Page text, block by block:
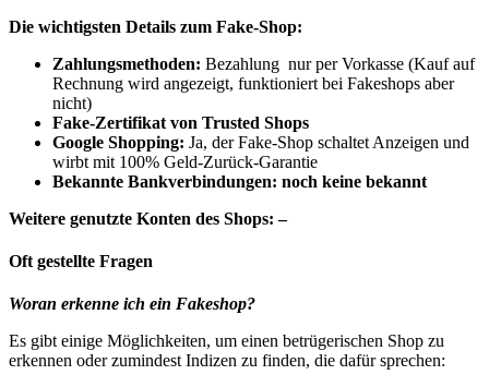
Die wichtigsten Details zum Fake-Shop:
Zahlungsmethoden: Bezahlung nur per Vorkasse (Kauf auf
Rechnung wird angezeigt, funktioniert bei Fakeshops aber
nicht)
Fake-Zertifikat von Trusted Shops
Google Shopping: Ja, der Fake-Shop schaltet Anzeigen und
wirbt mit 100% Geld-Zurück-Garantie
Bekannte Bankverbindungen: noch keine bekannt
Weitere genutzte Konten des Shops: –
Oft gestellte Fragen
Woran erkenne ich ein Fakeshop?
Es gibt einige Möglichkeiten, um einen betrügerischen Shop zu
erkennen oder zumindest Indizen zu finden, die dafür sprechen: